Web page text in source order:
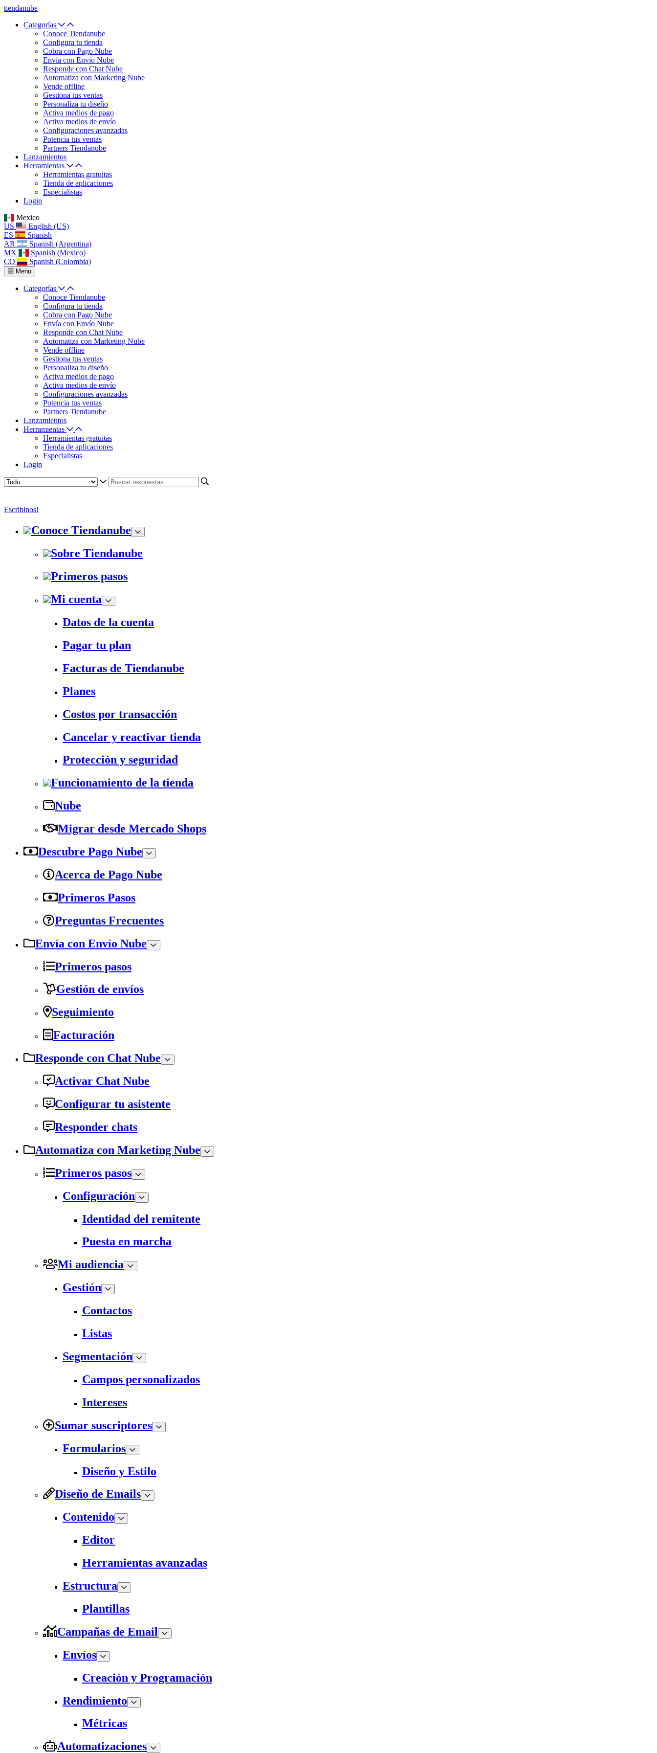
tiendanube
Categorías
Conoce Tiendanube
Configura tu tienda
Cobra con Pago Nube
Envía con Envío Nube
Responde con Chat Nube
Automatiza con Marketing Nube
Vende offline
Gestiona tus ventas
Personaliza tu diseño
Activa medios de pago
Activa medios de envío
Configuraciones avanzadas
Potencia tus ventas
Partners Tiendanube
Lanzamientos
Herramientas
Herramientas gratuitas
Tienda de aplicaciones
Especialistas
Login
Mexico
US
English (US)
ES
Spanish
AR
Spanish (Argentina)
MX
Spanish (Mexico)
CO
Spanish (Colombia)
Menu
Categorías
Conoce Tiendanube
Configura tu tienda
Cobra con Pago Nube
Envía con Envío Nube
Responde con Chat Nube
Automatiza con Marketing Nube
Vende offline
Gestiona tus ventas
Personaliza tu diseño
Activa medios de pago
Activa medios de envío
Configuraciones avanzadas
Potencia tus ventas
Partners Tiendanube
Lanzamientos
Herramientas
Herramientas gratuitas
Tienda de aplicaciones
Especialistas
Login
Escribinos!
Conoce Tiendanube
Sobre Tiendanube
Primeros pasos
Mi cuenta
Datos de la cuenta
Pagar tu plan
Facturas de Tiendanube
Planes
Costos por transacción
Cancelar y reactivar tienda
Protección y seguridad
Funcionamiento de la tienda
Nube
Migrar desde Mercado Shops
Descubre Pago Nube
Acerca de Pago Nube
Primeros Pasos
Preguntas Frecuentes
Envía con Envío Nube
Primeros pasos
Gestión de envíos
Seguimiento
Facturación
Responde con Chat Nube
Activar Chat Nube
Configurar tu asistente
Responder chats
Automatiza con Marketing Nube
Primeros pasos
Configuración
Identidad del remitente
Puesta en marcha
Mi audiencia
Gestión
Contactos
Listas
Segmentación
Campos personalizados
Intereses
Sumar suscriptores
Formularios
Diseño y Estilo
Diseño de Emails
Contenido
Editor
Herramientas avanzadas
Estructura
Plantillas
Campañas de Email
Envíos
Creación y Programación
Rendimiento
Métricas
Automatizaciones